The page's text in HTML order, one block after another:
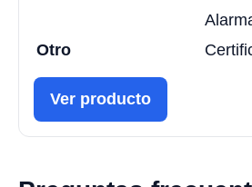
Otro
Ver producto